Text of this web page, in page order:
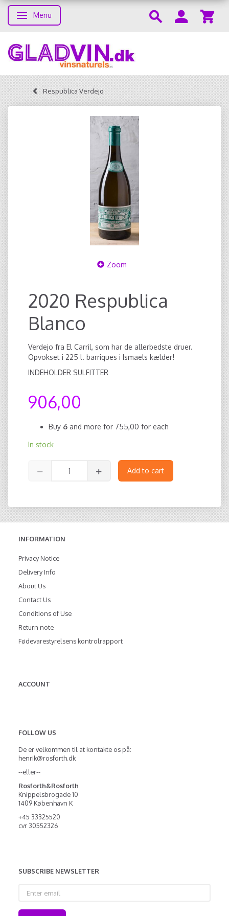
Toggle navigation
Menu
Respublica Verdejo
Zoom
2020 Respublica
Blanco
Verdejo fra El Carril, som har de allerbedste druer.
Opvokset i 225 l. barriques i Ismaels kælder!
INDEHOLDER SULFITTER
906,00
Buy 6 and more for 755,00 for each
In stock
Add to cart
INFORMATION
Privacy Notice
Delivery Info
About Us
Contact Us
Conditions of Use
Return note
Fødevarestyrelsens kontrolrapport
ACCOUNT
FOLLOW US
De er velkommen til at kontakte os på:
henrik@rosforth.dk
--eller--
Rosforth&Rosforth
Knippelsbrogade 10
1409 København K
+45 33325520
cvr 30552326
SUBSCRIBE NEWSLETTER
email